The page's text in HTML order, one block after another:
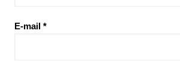
E-mail *